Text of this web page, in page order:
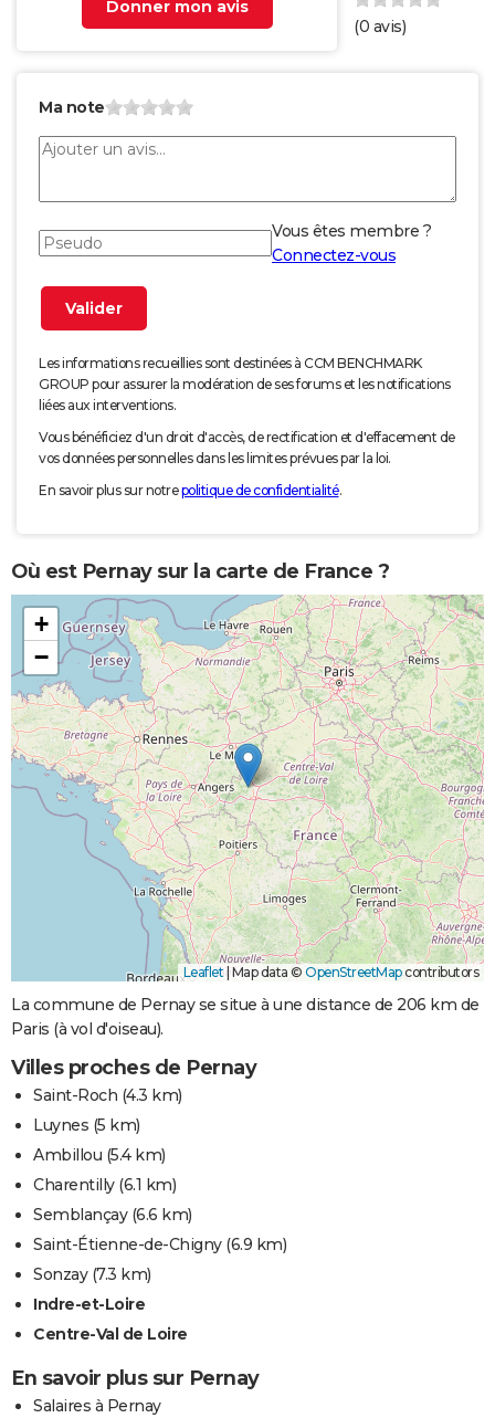
Donner mon avis
(0 avis)
Ma note
Vous êtes membre ?
Connectez-vous
Les informations recueillies sont destinées à CCM BENCHMARK
GROUP pour assurer la modération de ses forums et les notifications
liées aux interventions.
Vous bénéficiez d'un droit d'accès, de rectification et d'effacement de
vos données personnelles dans les limites prévues par la loi.
En savoir plus sur notrepolitique de confidentialité.
Où est Pernay sur la carte de France ?
+
−
Leaflet|Map data © OpenStreetMapcontributors
La commune de Pernay se situe à une distance de 206 km de
Paris (à vol d'oiseau).
Villes proches de Pernay
Saint-Roch (4.3 km)
Luynes (5 km)
Ambillou (5.4 km)
Charentilly(6.1 km)
Semblançay(6.6 km)
Saint-Étienne-de-Chigny(6.9 km)
Sonzay(7.3 km)
Indre-et-Loire
Centre-Val de Loire
En savoir plus sur Pernay
Salaires à Pernay